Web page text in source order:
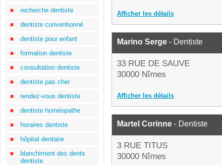
recherche dentiste
dentiste conventionné
dentiste pour enfant
formation dentiste
consultation dentiste
dentiste pas cher
rendez-vous dentiste
dentiste homéopathe
horaires dentiste
hôpital dentaire
blanchiment des dents
dentiste
Afficher les détails
Marino Serge - Dentiste
33 RUE DE SAUVE
30000 Nîmes
Afficher les détails
Martel Corinne - Dentiste
3 RUE TITUS
30000 Nîmes